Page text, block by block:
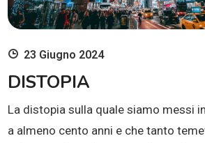
23 Giugno 2024
DISTOPIA
La distopia sulla quale siamo messi
a almeno cento anni e che tanto